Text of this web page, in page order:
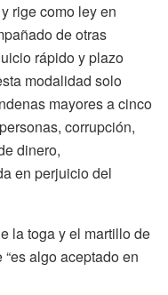
rige como ley en
de otras
rápido y plazo
modalidad solo
mayores a cinco
corrupción,
dinero,
en perjuicio del
la toga y el martillo de
algo aceptado en